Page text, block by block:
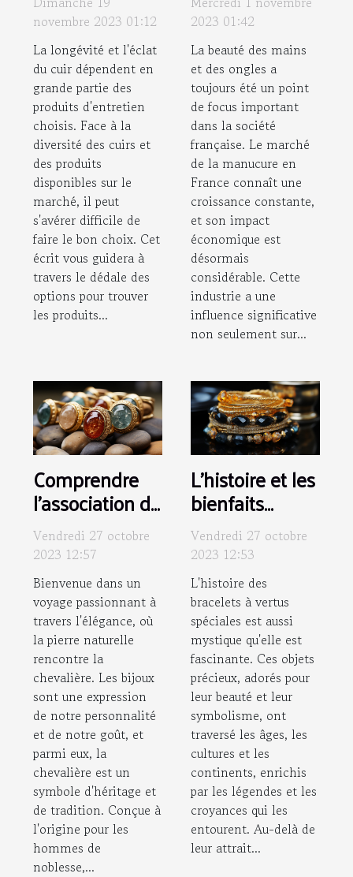
d'Entretien
Adaptés à
Votre Type de
Cuir
novembre 2023 01:12
La longévité et l'éclat
du cuir dépendent en
grande partie des
produits d'entretien
choisis. Face à la
diversité des cuirs et
des produits
disponibles sur le
marché, il peut
s'avérer difficile de
faire le bon choix. Cet
écrit vous guidera à
travers le dédale des
options pour trouver
les produits...
de la
manucure en
France
2023 01:42
La beauté des mains
et des ongles a
toujours été un point
de focus important
dans la société
française. Le marché
de la manucure en
France connaît une
croissance constante,
et son impact
économique est
désormais
considérable. Cette
industrie a une
influence significative
non seulement sur...
Comprendre
l'association de
la pierre
naturelle et la
chevalière : Un
guide de style
Vendredi 27 octobre
2023 12:57
Bienvenue dans un
voyage passionnant à
travers l'élégance, où
la pierre naturelle
rencontre la
chevalière. Les bijoux
sont une expression
de notre personnalité
et de notre goût, et
parmi eux, la
chevalière est un
symbole d'héritage et
de tradition. Conçue à
l'origine pour les
hommes de
noblesse,...
L'histoire et les
bienfaits
mystiques des
bracelets à
vertus
spéciales
Vendredi 27 octobre
2023 12:53
L'histoire des
bracelets à vertus
spéciales est aussi
mystique qu'elle est
fascinante. Ces objets
précieux, adorés pour
leur beauté et leur
symbolisme, ont
traversé les âges, les
cultures et les
continents, enrichis
par les légendes et les
croyances qui les
entourent. Au-delà de
leur attrait...